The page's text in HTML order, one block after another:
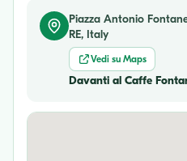
Piazza Antonio
RE, Italy
Vedi su Maps
Davanti al Caffe